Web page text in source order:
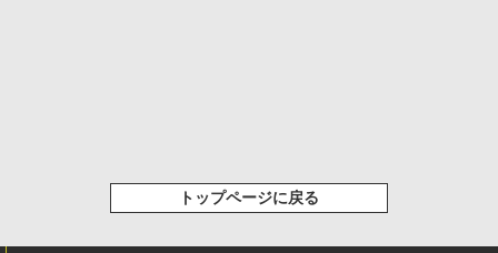
トップページに戻る